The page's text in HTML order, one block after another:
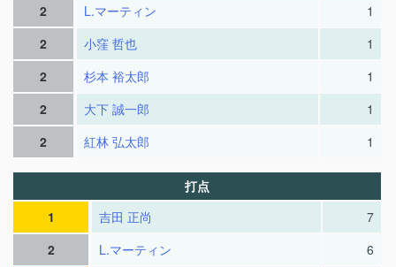
2
L.マーティン
1
2
小窪 哲也
1
2
杉本 裕太郎
1
2
大下 誠一郎
1
2
紅林 弘太郎 1
打点
1
吉田 正尚
7
2
L.マーティン
6